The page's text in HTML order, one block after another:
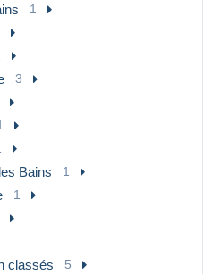
1
3
Bains 1
1
classés 5